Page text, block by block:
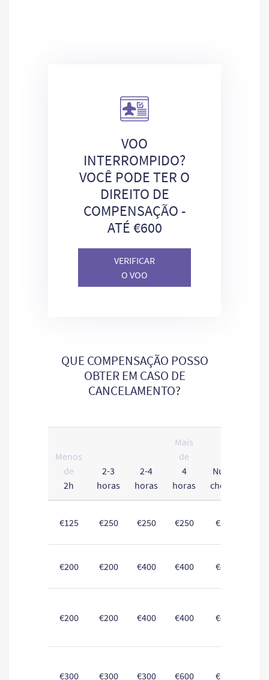
VOO
INTERROMPIDO?
VOCÊ PODE TER O
DIREITO DE
COMPENSAÇÃO -
ATÉ €600
VERIFICAR
O VOO
QUE COMPENSAÇÃO POSSO
OBTER EM CASO DE
CANCELAMENTO?
Menos
de
2h
2-3
horas
2-4
horas
Mais
de
4
horas
Nunca
chegou
€125 €250 €250 €250 €250
€200 €200 €400 €400 €400
€200 €200 €400 €400 €400
€300 €300 €300 €600 €600